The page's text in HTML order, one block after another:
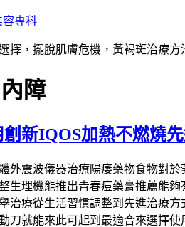
容專科
擇，擺脫肌膚危機，黃褐斑治療
障
創新IQOS加熱不燃燒
外震波儀器治療陽痿藥物食物對於
生理機能推出青春痘藥膏推薦能夠
治療從生活習慣調整到先進治療方
刀就能來此可起到最適合來選擇使